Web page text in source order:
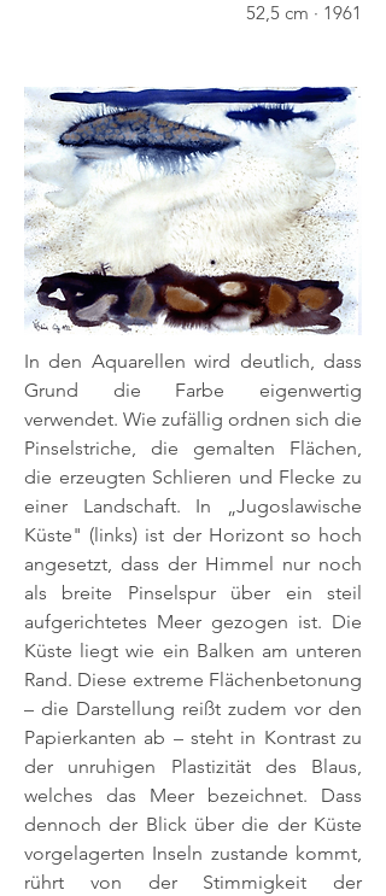
52,5 cm · 1961
In den Aquarellen wird deutlich, dass
Grund die Farbe eigenwertig
verwendet. Wie zufällig ordnen sich die
Pinselstriche, die gemalten Flächen,
die erzeugten Schlieren und Flecke zu
einer Landschaft. In „Jugoslawische
Küste" (links) ist der Horizont so hoch
angesetzt, dass der Himmel nur noch
als breite Pinselspur über ein steil
aufgerichtetes Meer gezogen ist. Die
Küste liegt wie ein Balken am unteren
Rand. Diese extreme Flächenbetonung
– die Darstellung reißt zudem vor den
Papierkanten ab – steht in Kontrast zu
der unruhigen Plastizität des Blaus,
welches das Meer bezeichnet. Dass
dennoch der Blick über die der Küste
vorgelagerten Inseln zustande kommt,
rührt von der Stimmigkeit der